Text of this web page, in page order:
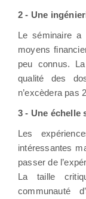
2 - Une
Le séminaire a
moyens
peu connus.
qualité des
n’excèdera pas
3 - Une échelle
Les
intéressantes
passer de
La taille
communauté